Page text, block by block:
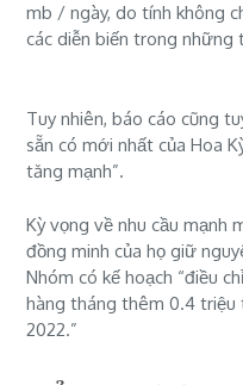
mb / ngày, do tính không
các diễn biến trong những
Tuy nhiên, báo cáo cũng
sẵn có mới nhất của Hoa
tăng mạnh”.
Kỳ vọng về nhu cầu mạnh
đồng minh của họ giữ
Nhóm có kế hoạch “điều
hàng tháng thêm 0.4
2022.”